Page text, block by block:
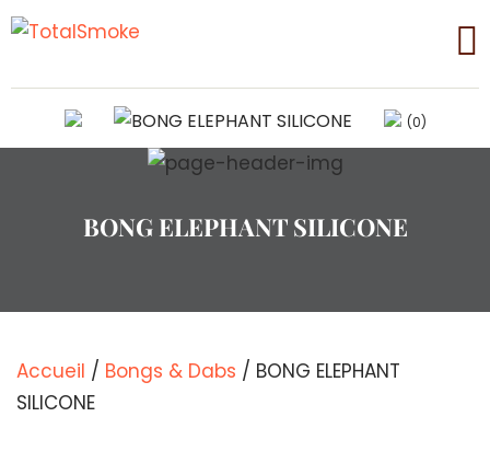
(0)
BONG ELEPHANT SILICONE
Accueil / Bongs & Dabs / BONG ELEPHANT
SILICONE